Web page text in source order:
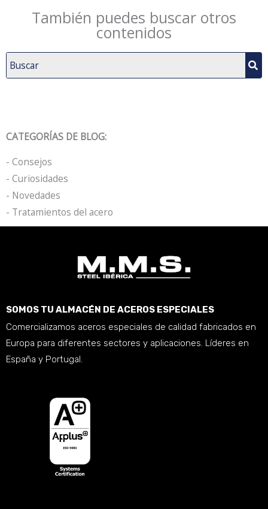
También puedes buscar otros
contenidos
CATEGORÍAS DE BLOG:
- Consejos
- Curiosidades
- Novedades
- Tratamientos del acero
SOMOS TU ALMACÉN DE ACEROS ESPECIALES
Comercializamos aceros especiales de calidad fabricados en
Europa para diferentes sectores y aplicaciones. Líderes en
España y Portugal.